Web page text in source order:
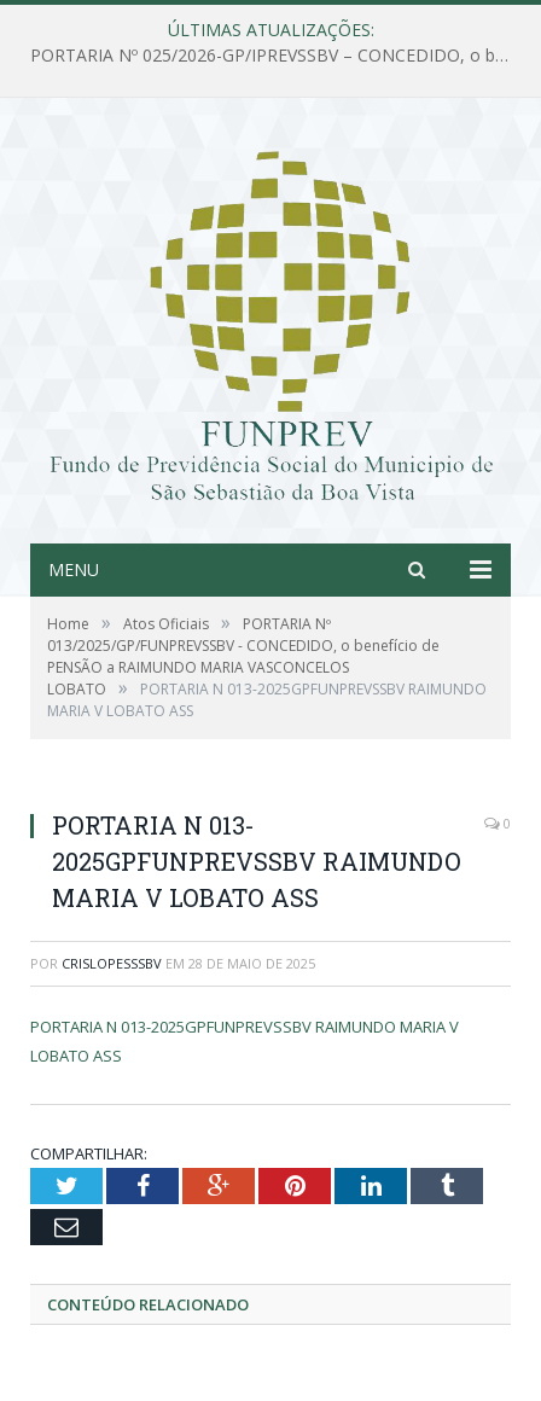
ÚLTIMAS ATUALIZAÇÕES:
PORTARIA Nº 025/2026-GP/IPREVSSBV – CONCEDIDO, o benefício de PENSÃO a MARIA ESTELA DOS SANTOS SOUZA
MENU
Home » Atos Oficiais »
PORTARIA Nº
013/2025/GP/FUNPREVSSBV - CONCEDIDO, o benefício de
PENSÃO a RAIMUNDO MARIA VASCONCELOS
LOBATO
»
PORTARIA N 013-2025GPFUNPREVSSBV RAIMUNDO
MARIA V LOBATO ASS
PORTARIA N 013-
2025GPFUNPREVSSBV RAIMUNDO
MARIA V LOBATO ASS
0
POR CRISLOPESSSBV EM 28 DE MAIO DE 2025
PORTARIA N 013-2025GPFUNPREVSSBV RAIMUNDO MARIA V
LOBATO ASS
COMPARTILHAR:
TwitterFacebookGoogle+PinterestLinkedInTumblr
Email
CONTEÚDO RELACIONADO